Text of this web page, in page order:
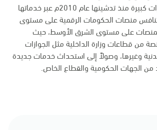
وحققت المنصة قفزات كبيرة منذ تدشينها عام 2010م عبر خدماتها
منصات الحكومات الرقمية على مستوى
على مستوى الشرق الأوسط، حيث
من قطاعات وزارة الداخلية مثل الجوازات
وغيرها، وصولاً إلى استحداث خدمات جديدة
من الجهات الحكومية والقطاع الخاص.